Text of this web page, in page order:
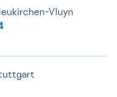
Vluyn